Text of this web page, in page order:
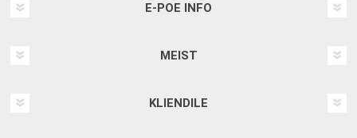
E-POE INFO
MEIST
KLIENDILE